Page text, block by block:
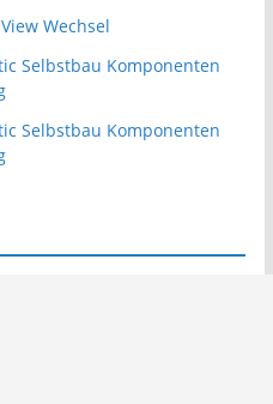
Wechsel
Selbstbau Komponenten
Selbstbau Komponenten